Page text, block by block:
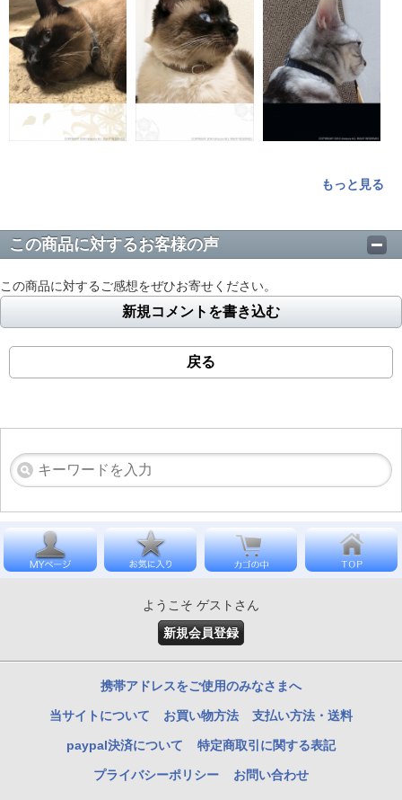
もっと見る
この商品に対するお客様の声
この商品に対するご感想をぜひお寄せください。
新規コメントを書き込む
戻る
ようこそ ゲストさん
新規会員登録
携帯アドレスをご使用のみなさまへ
当サイトについて お買い物方法 支払い方法・送料
paypal決済について 特定商取引に関する表記
プライバシーポリシー お問い合わせ